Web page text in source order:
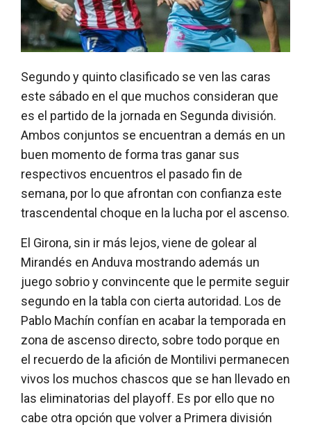
Segundo y quinto clasificado se ven las caras
este sábado en el que muchos consideran que
es el partido de la jornada en Segunda división.
Ambos conjuntos se encuentran a demás en un
buen momento de forma tras ganar sus
respectivos encuentros el pasado fin de
semana, por lo que afrontan con confianza este
trascendental choque en la lucha por el ascenso.
El Girona, sin ir más lejos, viene de golear al
Mirandés en Anduva mostrando además un
juego sobrio y convincente que le permite seguir
segundo en la tabla con cierta autoridad. Los de
Pablo Machín confían en acabar la temporada en
zona de ascenso directo, sobre todo porque en
el recuerdo de la afición de Montilivi permanecen
vivos los muchos chascos que se han llevado en
las eliminatorias del playoff. Es por ello que no
cabe otra opción que volver a Primera división